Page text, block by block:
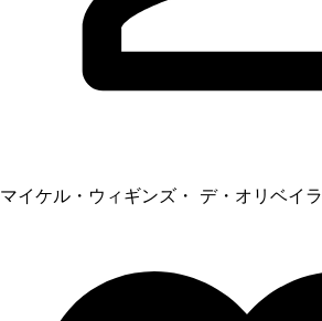
マイケル・ウィギンズ・ デ・オリベイラ